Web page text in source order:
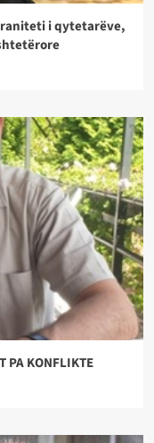
i qytetarëve,
PA KONFLIKTE